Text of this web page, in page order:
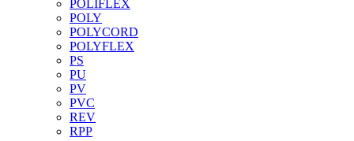
POLIFLEX
POLY
POLYCORD
POLYFLEX
PS
PU
PV
PVC
REV
RPP